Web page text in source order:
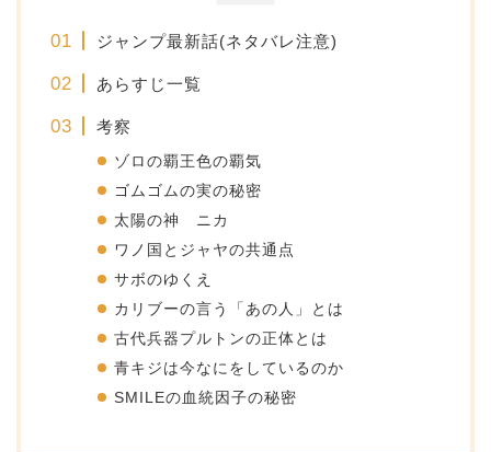
ジャンプ最新話(ネタバレ注意)
あらすじ一覧
考察
ゾロの覇王色の覇気
ゴムゴムの実の秘密
太陽の神 ニカ
ワノ国とジャヤの共通点
サボのゆくえ
カリブーの言う「あの人」とは
古代兵器プルトンの正体とは
青キジは今なにをしているのか
SMILEの血統因子の秘密